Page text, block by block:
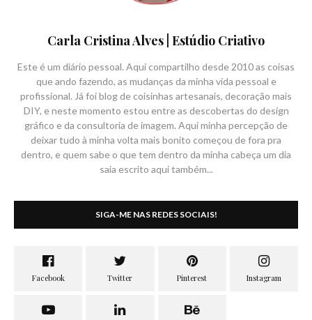
Carla Cristina Alves | Estúdio Criativo
Este é um diário pessoal. Aqui compartilho desde 2010 as coisas
que ando fazendo, as mudanças da minha vida pessoal e
profissional. Já foi blog de coisinhas artesanais, decoração mais
DIY, e neste momento estou entre as descobertas do design
gráfico e da consultoria de imagem. Aqui minha percepção de
deixar tudo à minha volta mais bonito começou de fora pra
dentro, e quem sabe o que tem dentro da minha cabeça um dia
saia escrito aqui também...
SIGA-ME NAS REDES SOCIAIS!